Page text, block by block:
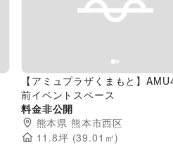
Previous slide
【アミュプラザくまもと】
前イベントスペース
料金非公開
熊本県 熊本市西区
11.8坪 (39.01 ㎡)